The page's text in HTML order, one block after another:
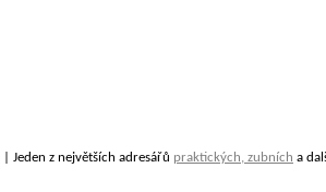
| Jeden z největších adresářů praktických, zubních a